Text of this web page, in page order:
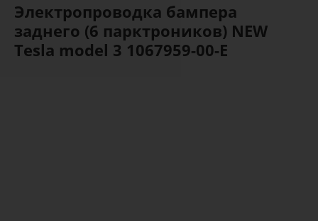
Электропроводка бампера
заднего (6 парктроников) NEW
Tesla model 3 1067959-00-E